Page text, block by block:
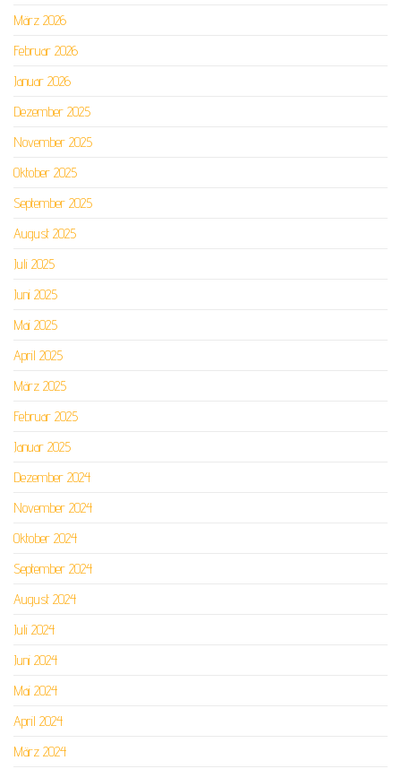
März 2026
Februar 2026
Januar 2026
Dezember 2025
November 2025
Oktober 2025
September 2025
August 2025
Juli 2025
Juni 2025
Mai 2025
April 2025
März 2025
Februar 2025
Januar 2025
Dezember 2024
November 2024
Oktober 2024
September 2024
August 2024
Juli 2024
Juni 2024
Mai 2024
April 2024
März 2024